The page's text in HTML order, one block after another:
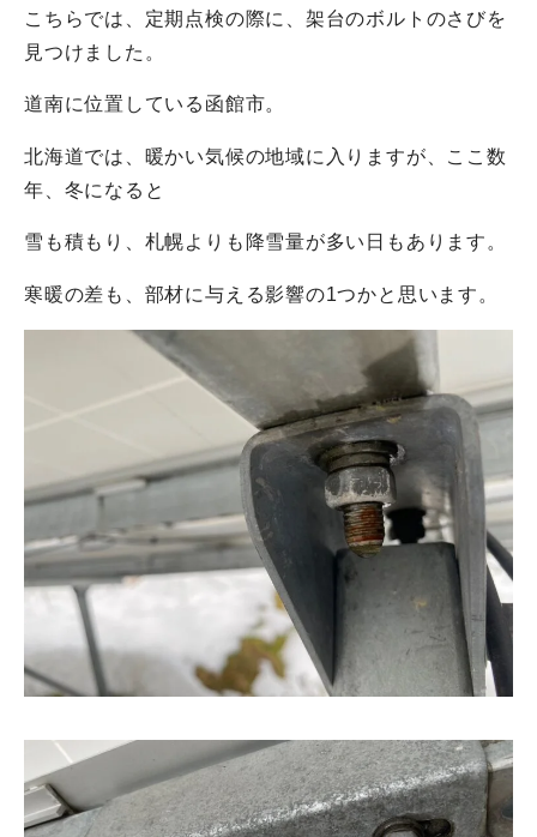
こちらでは、定期点検の際に、架台のボルトのさびを
見つけました。
道南に位置している函館市。
北海道では、暖かい気候の地域に入りますが、ここ数
年、冬になると
雪も積もり、札幌よりも降雪量が多い日もあります。
寒暖の差も、部材に与える影響の1つかと思います。